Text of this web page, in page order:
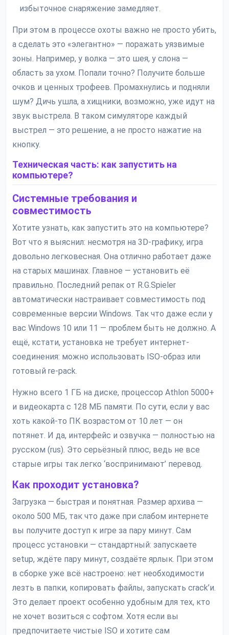
избыточное снаряжение замедляет.
При этом в процессе охоты важно не просто убить,
а сделать это «элегантно» — поражать уязвимые
зоны. Например, у волка — это шея, у слона —
область за ухом. Попали точно? Получите больше
очков и ценных трофеев. Промахнулись и подняли
шум? Дичь ушла, а хищники, возможно, уже идут на
звук выстрела. В таком симуляторе каждый
выстрел — это решение, а не просто нажатие на
кнопку.
Техническая часть: как запустить на
компьютере?
Системные требования и
совместимость
Хотите узнать, как запустить это на компьютере?
Вот что я выяснил: несмотря на 3D-графику, игра
довольно легковесная. Она отлично работает даже
на старых машинах. Главное — установить её
правильно. Последний репак от R.G.Spieler
автоматически настраивает совместимость под
современные версии Windows. Так что даже если у
вас Windows 10 или 11 — проблем быть не должно. А
ещё, кстати, установка не требует интернет-
соединения: можно использовать ISO-образ или
готовый re-pack.
Нужно всего 1 ГБ на диске, процессор Athlon 5000+
и видеокарта с 128 МБ памяти. По сути, если у вас
хоть какой-то ПК возрастом от 10 лет — он
потянет. И да, интерфейс и озвучка — полностью на
русском (rus). Это серьёзный плюс, ведь не все
старые игры так легко ‘воспринимают’ перевод.
Как проходит установка?
Загрузка — быстрая и понятная. Размер архива —
около 500 МБ, так что даже при слабом интернете
вы получите доступ к игре за пару минут. Сам
процесс установки — стандартный: запускаете
setup, ждёте пару минут, создаёте ярлык. При этом
в сборке уже всё настроено: нет необходимости
лезть в папки, копировать файлы, запускать crack’и.
Это делает проект особенно удобным для тех, кто
не хочет возиться с софтом. Хотя если вы
предпочитаете чистые ISO и хотите сам